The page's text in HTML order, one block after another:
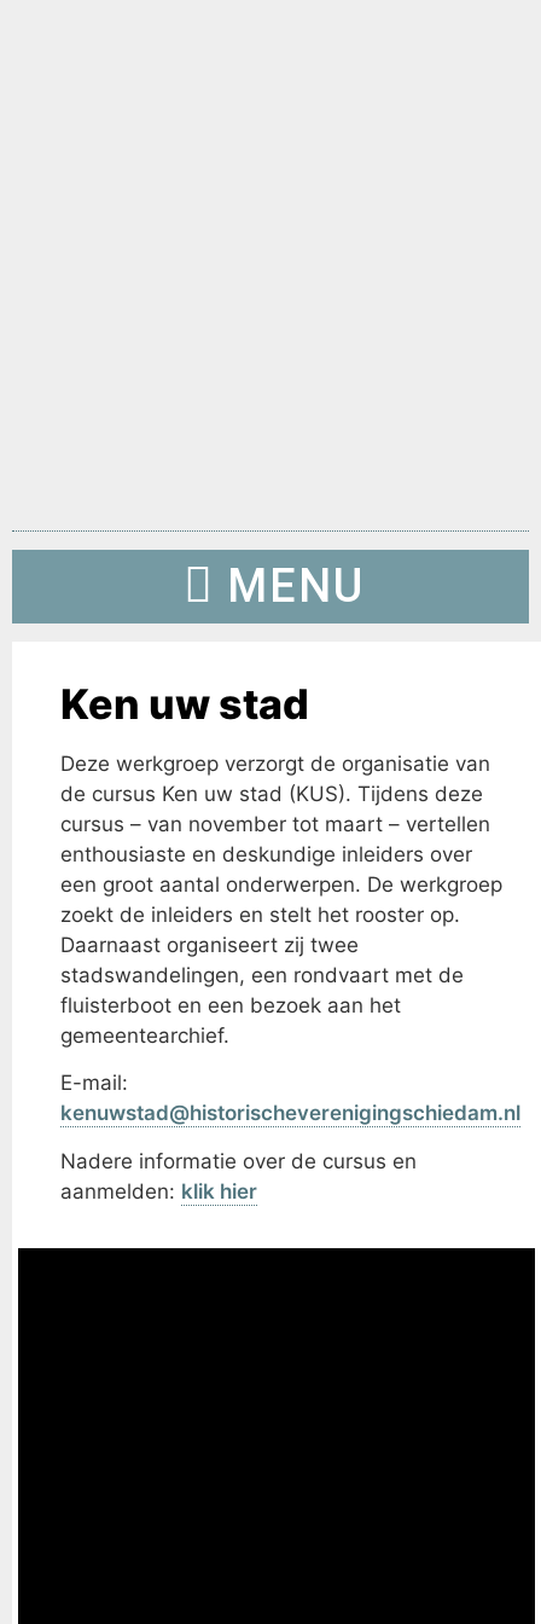
Ken uw stad
Deze werkgroep verzorgt de organisatie van
de cursus Ken uw stad (KUS). Tijdens deze
cursus – van november tot maart – vertellen
enthousiaste en deskundige inleiders over
een groot aantal onderwerpen. De werkgroep
zoekt de inleiders en stelt het rooster op.
Daarnaast organiseert zij twee
stadswandelingen, een rondvaart met de
fluisterboot en een bezoek aan het
gemeentearchief.
E-mail:
kenuwstad@historischeverenigingschiedam.nl
Nadere informatie over de cursus en
aanmelden: klik hier